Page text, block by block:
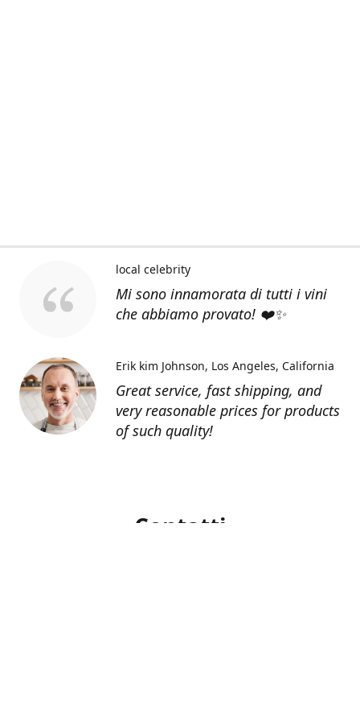
Mi sono innamorata di tutti i vini
che abbiamo provato! ❤️✨
local celebrity
Great service, fast shipping, and
very reasonable prices for products
of such quality!
Erik kim Johnson Los Angeles, California
Contatti